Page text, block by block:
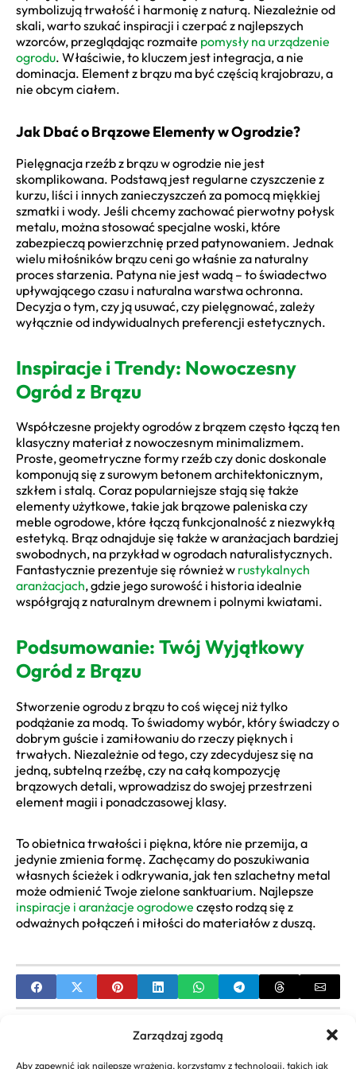
Zarządzaj zgodą
Aby zapewnić jak najlepsze wrażenia, korzystamy z technologii, takich jak
symbolizują trwałość i harmonię z naturą. Niezależnie od
skali, warto szukać inspiracji i czerpać z najlepszych
wzorców, przeglądając rozmaite pomysły na urządzenie
ogrodu. Właściwie, to kluczem jest integracja, a nie
dominacja. Element z brązu ma być częścią krajobrazu, a
nie obcym ciałem.
Jak Dbać o Brązowe Elementy w Ogrodzie?
Pielęgnacja rzeźb z brązu w ogrodzie nie jest
skomplikowana. Podstawą jest regularne czyszczenie z
kurzu, liści i innych zanieczyszczeń za pomocą miękkiej
szmatki i wody. Jeśli chcemy zachować pierwotny połysk
metalu, można stosować specjalne woski, które
zabezpieczą powierzchnię przed patynowaniem. Jednak
wielu miłośników brązu ceni go właśnie za naturalny
proces starzenia. Patyna nie jest wadą – to świadectwo
upływającego czasu i naturalna warstwa ochronna.
Decyzja o tym, czy ją usuwać, czy pielęgnować, zależy
wyłącznie od indywidualnych preferencji estetycznych.
Inspiracje i Trendy: Nowoczesny
Ogród z Brązu
Współczesne projekty ogrodów z brązem często łączą ten
klasyczny materiał z nowoczesnym minimalizmem.
Proste, geometryczne formy rzeźb czy donic doskonale
komponują się z surowym betonem architektonicznym,
szkłem i stalą. Coraz popularniejsze stają się także
elementy użytkowe, takie jak brązowe paleniska czy
meble ogrodowe, które łączą funkcjonalność z niezwykłą
estetyką. Brąz odnajduje się także w aranżacjach bardziej
swobodnych, na przykład w ogrodach naturalistycznych.
Fantastycznie prezentuje się również w rustykalnych
aranżacjach, gdzie jego surowość i historia idealnie
współgrają z naturalnym drewnem i polnymi kwiatami.
Podsumowanie: Twój Wyjątkowy
Ogród z Brązu
Stworzenie ogrodu z brązu to coś więcej niż tylko
podążanie za modą. To świadomy wybór, który świadczy o
dobrym guście i zamiłowaniu do rzeczy pięknych i
trwałych. Niezależnie od tego, czy zdecydujesz się na
jedną, subtelną rzeźbę, czy na całą kompozycję
brązowych detali, wprowadzisz do swojej przestrzeni
element magii i ponadczasowej klasy.
To obietnica trwałości i piękna, które nie przemija, a
jedynie zmienia formę. Zachęcamy do poszukiwania
własnych ścieżek i odkrywania, jak ten szlachetny metal
może odmienić Twoje zielone sanktuarium. Najlepsze
inspiracje i aranżacje ogrodowe często rodzą się z
odważnych połączeń i miłości do materiałów z duszą.
Aranżacje rabat ogrodowych | Jak tworzyć piękne